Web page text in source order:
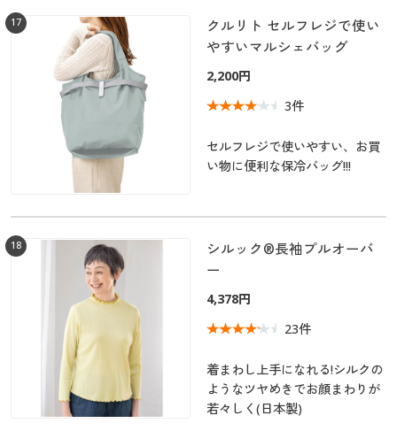
17
クルリト セルフレジで使い
やすいマルシェバッグ
2,200円
3件
セルフレジで使いやすい、お買
い物に便利な保冷バッグ!!!
18
シルック®長袖プルオーバ
ー
4,378円
23件
着まわし上手になれる!シルクの
ようなツヤめきでお顔まわりが
若々しく(日本製)